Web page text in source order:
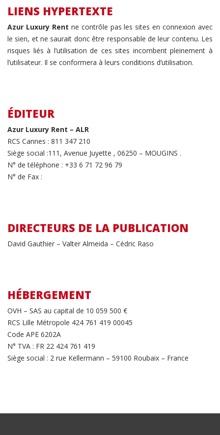
LIENS HYPERTEXTE
Azur Luxury Rent ne contrôle pas les sites en connexion avec
le sien, et ne saurait donc être responsable de leur contenu. Les
risques liés à l’utilisation de ces sites incombent pleinement à
l’utilisateur. Il se conformera à leurs conditions d’utilisation.
ÉDITEUR
Azur Luxury Rent – ALR
RCS Cannes : 811 347 210
Siège social :111, Avenue Juyette , 06250 – MOUGINS .
N° de téléphone : +33 6 71 72 96 79
N° de Fax :
DIRECTEURS DE LA PUBLICATION
David Gauthier – Valter Almeida – Cédric Raso
HÉBERGEMENT
OVH – SAS au capital de 10 059 500 €
RCS Lille Métropole 424 761 419 00045
Code APE 6202A
N° TVA : FR 22 424 761 419
Siège social : 2 rue Kellermann – 59100 Roubaix – France